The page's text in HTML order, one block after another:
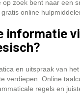
zoek bent naar een
online
informatie
en uitspraak van
verdiepen. Online
regels en